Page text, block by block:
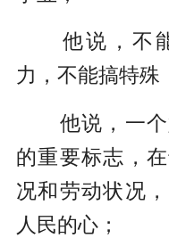
他说，不能
力，不能搞特殊
他说，一个
的重要标志，
况和劳动状况
人民的心；